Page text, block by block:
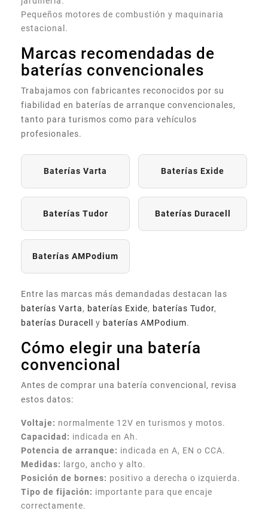
Pequeños motores de combustión y maquinaria
estacional.
Marcas recomendadas de
baterías convencionales
Trabajamos con fabricantes reconocidos por su
fiabilidad en baterías de arranque convencionales,
tanto para turismos como para vehículos
profesionales.
Baterías Varta Baterías Exide
Baterías Tudor Baterías Duracell
Baterías AMPodium
Entre las marcas más demandadas destacan las
baterías Varta, baterías Exide, baterías Tudor,
baterías Duracell
y baterías AMPodium.
Cómo elegir una batería
convencional
Antes de comprar una batería convencional, revisa
estos datos:
Voltaje: normalmente 12V en turismos y motos.
Capacidad: indicada en Ah.
Potencia de arranque: indicada en A, EN o CCA.
Medidas:
largo, ancho y alto.
Posición de bornes: positivo a derecha o izquierda.
Tipo de fijación: importante para que encaje
correctamente.